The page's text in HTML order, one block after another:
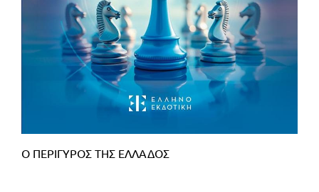
Ο ΠΕΡΙΓΥΡΟΣ ΤΗΣ ΕΛΛΑΔΟΣ